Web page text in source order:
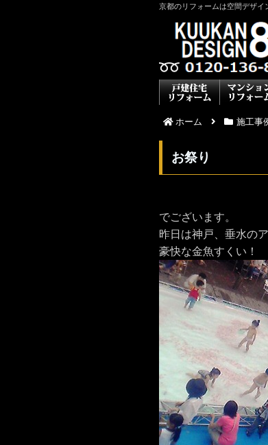
京都のリフォームは空間デザイ
ホーム 施工事
お祭り
でございます。
昨日は神戸、垂水の
豪快な金魚すくい！